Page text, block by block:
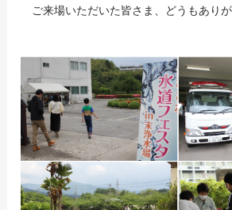
ご来場いただいた皆さま、どうもありが